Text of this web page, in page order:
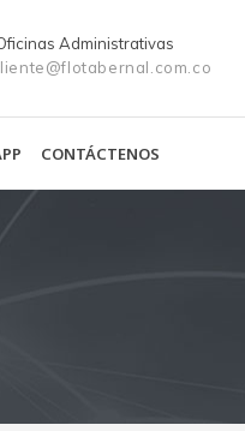
Administrativas
CONTÁCTENOS